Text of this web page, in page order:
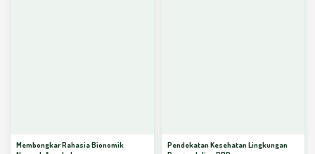
Membongkar Rahasia Bionomik
Pendekatan Kesehatan Lingkungan